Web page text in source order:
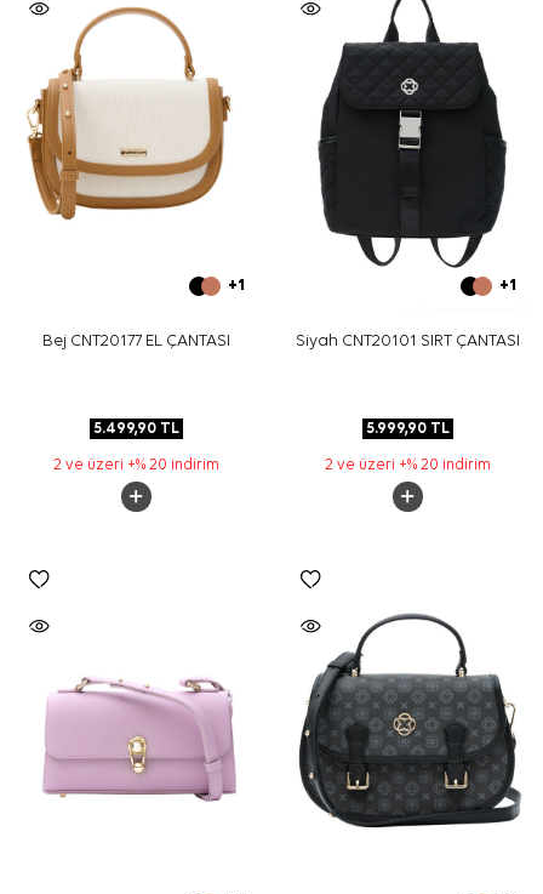
+1
Bej CNT20177 EL ÇANTASI
5.499,90TL
2 ve üzeri +% 20 indirim
+1
Siyah CNT20101 SIRT ÇANTASI
5.999,90TL
2 ve üzeri +% 20 indirim